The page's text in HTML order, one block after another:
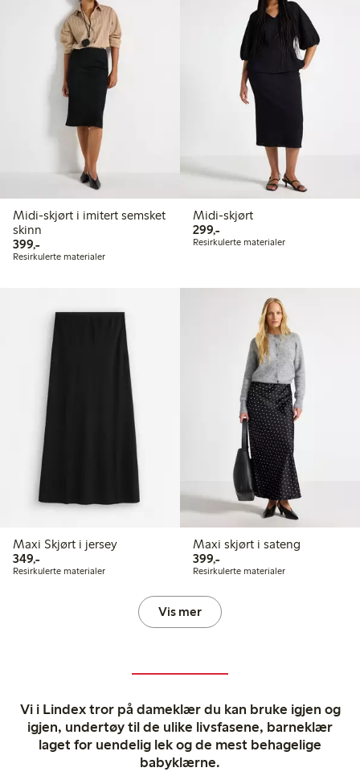
Midi-skjørt i imitert semsket
skinn
399,-399,00 kr
Resirkulerte materialer
Midi-skjørt
299,-299,00 kr
Resirkulerte materialer
Maxi Skjørt i jersey
349,-349,00 kr
Resirkulerte materialer
Maxi skjørt i sateng
399,-399,00 kr
Resirkulerte materialer
Vis mer
Vi i Lindex tror på dameklær du kan bruke igjen og
igjen, undertøy til de ulike livsfasene, barneklær
laget for uendelig lek og de mest behagelige
babyklærne.